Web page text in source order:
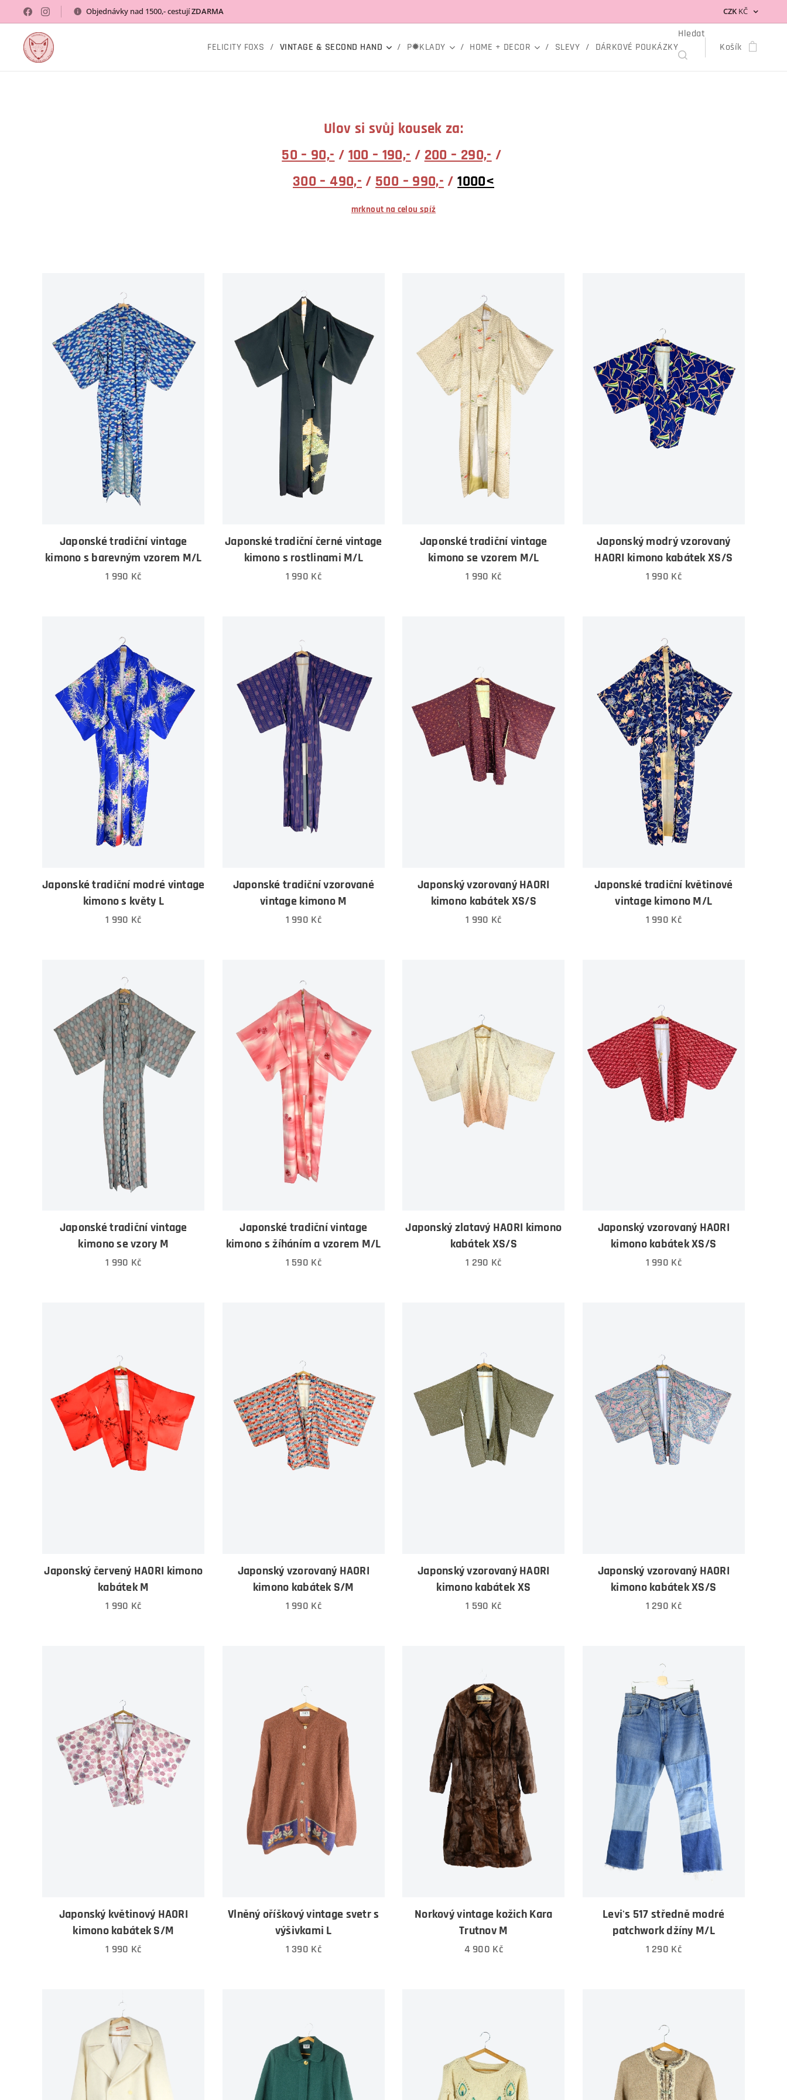
Objednávky nad 1500,- cestujíZDARMA CZK KČ
FELICITY FOXS VINTAGE & SECOND HAND P✹KLADY HOME + DECOR SLEVY DÁRKOVÉ POUKÁZKY
Hledat
Košík
Ulov si svůj kousek za:
50 – 90,- / 100 – 190,- / 200 – 290,- /
300 – 490,- / 500 – 990,- /1000<
mrknout na celou spíž
Japonské tradiční vintage
kimono s barevným vzorem M/L
1 990 Kč
Japonské tradiční černé vintage
kimono s rostlinami M/L
1 990 Kč
Japonské tradiční vintage
kimono se vzorem M/L
1 990 Kč
Japonský modrý vzorovaný
HAORI kimono kabátek XS/S
1 990 Kč
Japonské tradiční modré vintage
kimono s květy L
1 990 Kč
Japonské tradiční vzorované
vintage kimono M
1 990 Kč
Japonský vzorovaný HAORI
kimono kabátek XS/S
1 990 Kč
Japonské tradiční květinové
vintage kimono M/L
1 990 Kč
Japonské tradiční vintage
kimono se vzory M
1 990 Kč
Japonské tradiční vintage
kimono s žíháním a vzorem M/L
1 590 Kč
Japonský zlatavý HAORI kimono
kabátek XS/S
1 290 Kč
Japonský vzorovaný HAORI
kimono kabátek XS/S
1 990 Kč
Japonský červený HAORI kimono
kabátek M
1 990 Kč
Japonský vzorovaný HAORI
kimono kabátek S/M
1 990 Kč
Japonský vzorovaný HAORI
kimono kabátek XS
1 590 Kč
Japonský vzorovaný HAORI
kimono kabátek XS/S
1 290 Kč
Japonský květinový HAORI
kimono kabátek S/M
1 990 Kč
Vlněný oříškový vintage svetr s
výšivkami L
1 390 Kč
Norkový vintage kožich Kara
Trutnov M
4 900 Kč
Levi's 517 středně modré
patchwork džíny M/L
1 290 Kč